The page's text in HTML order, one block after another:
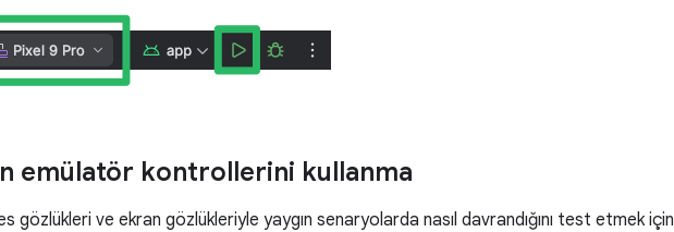
emülatör kontrollerini kullanma
gözlükleri ve ekran gözlükleriyle yaygın senaryolarda nasıl davrandığını test etmek için